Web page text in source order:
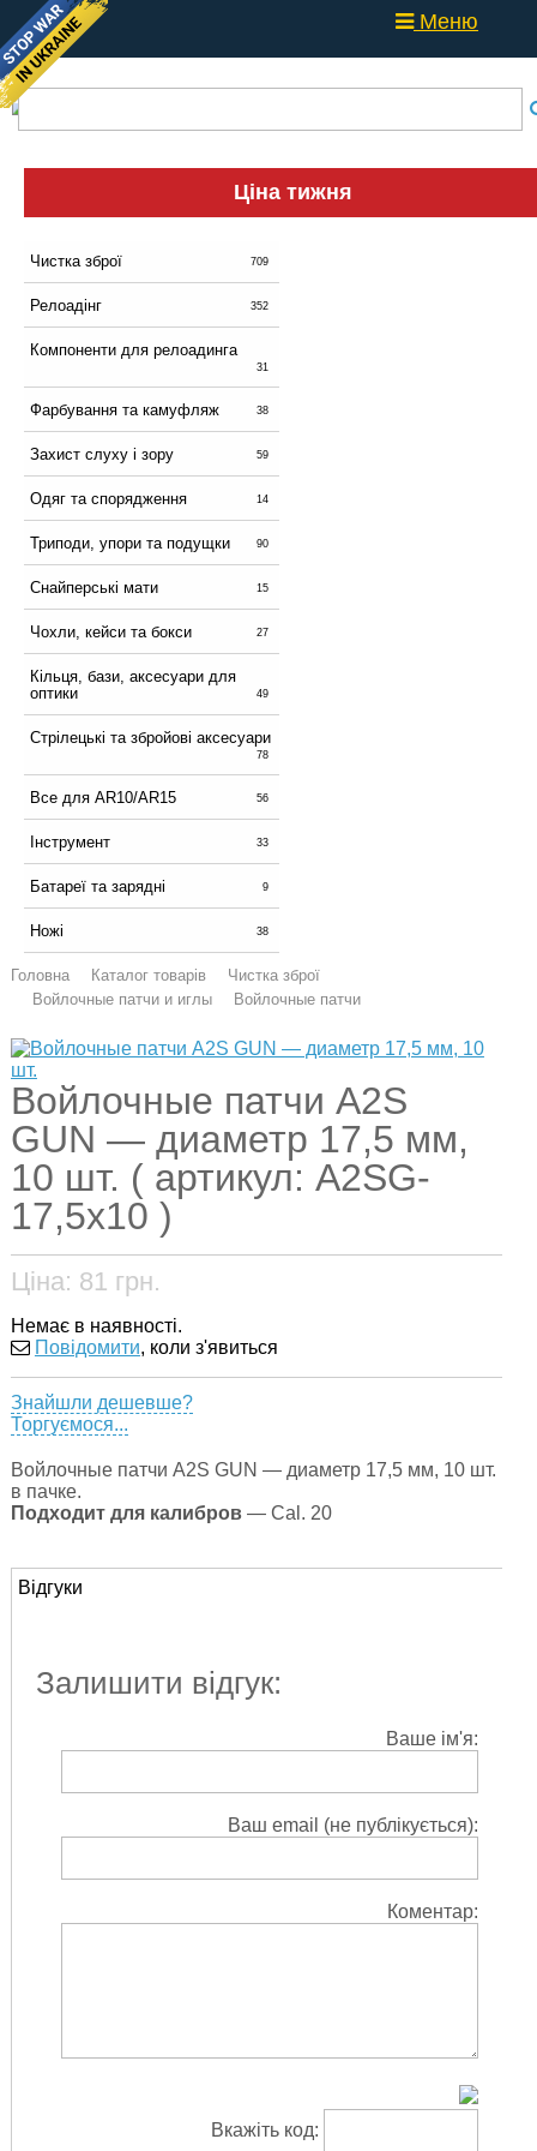
Меню
Ціна тижня
Чистка зброї 709
Релоадінг 352
Компоненти для релоадинга
31
Фарбування та камуфляж 38
Захист слуху і зору 59
Одяг та спорядження 14
Триподи, упори та подущки 90
Снайперські мати 15
Чохли, кейси та бокси 27
Кільця, бази, аксесуари для
оптики
49
Стрілецькі та збройові аксесуари
78
Все для AR10/AR15 56
Інструмент 33
Батареї та зарядні 9
Ножі 38
Головна Каталог товарів
Чистка зброї
Войлочные патчи и иглы
Войлочные патчи
Войлочные патчи A2S
GUN — диаметр 17,5 мм,
10 шт. ( артикул: A2SG-
17,5x10 )
Ціна: 81 грн.
Немає в наявності.
Повідомити, коли з'явиться
Знайшли дешевше?
Торгуємося...
Войлочные патчи A2S GUN — диаметр 17,5 мм, 10 шт.
в пачке.
Подходит для калибров— Cal. 20
Відгуки
Залишити відгук:
Ваше ім'я:
Ваш email (не публікується):
Коментар:
Вкажіть код: